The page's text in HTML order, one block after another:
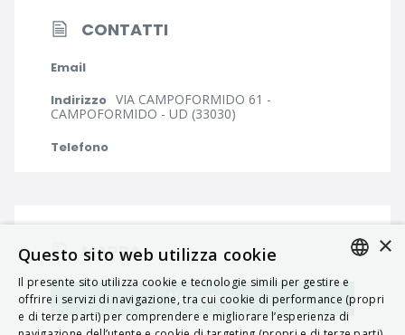
CONTATTI
Email
Indirizzo VIA CAMPOFORMIDO 61 -
CAMPOFORMIDO - UD (33030)
Telefono
MAPPA
Navigatore ITALIAN
ENGLISH
×
Questo sito web utilizza cookie
Il presente sito utilizza cookie e tecnologie simili per gestire e
offrire i servizi di navigazione, tra cui cookie di performance (propri
e di terze parti) per comprendere e migliorare l’esperienza di